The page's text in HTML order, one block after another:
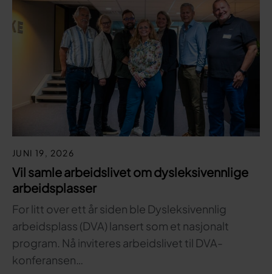
JUNI 19, 2026
Vil samle arbeidslivet om dysleksivennlige
arbeidsplasser
For litt over ett år siden ble Dysleksivennlig
arbeidsplass (DVA) lansert som et nasjonalt
program. Nå inviteres arbeidslivet til DVA-
konferansen…